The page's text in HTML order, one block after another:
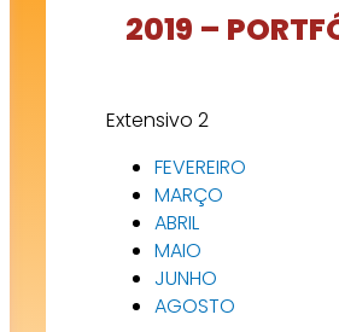
2019 –
Extensivo 2
FEVEREIRO
MARÇO
ABRIL
MAIO
JUNHO
AGOSTO